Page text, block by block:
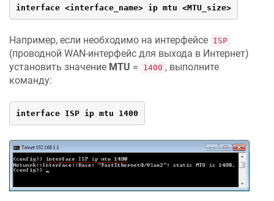
interface <interface_name> ip mtu <MTU_size>
Например, если необходимо на интерфейсе ISP
(проводной WAN-интерфейс для выхода в Интернет)
установить значение MTU = 1400 , выполните
команду:
interface ISP ip mtu 1400